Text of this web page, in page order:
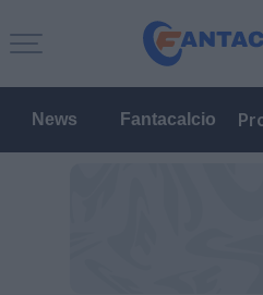
News Fantacalcio